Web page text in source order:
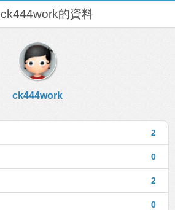
ck444work的資料
ck444work
2
0
2
0